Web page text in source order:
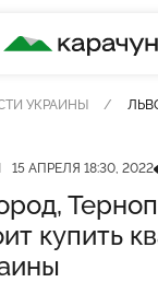
КАРАЧУН
УКРАИНЫ
15 АПРЕЛЯ 18:30, 2022
купить